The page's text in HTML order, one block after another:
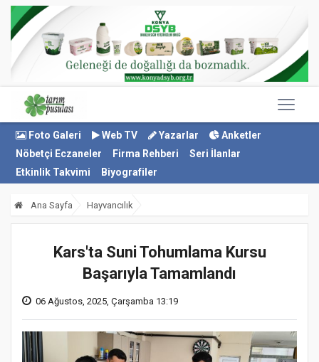
Foto Galeri Web TV Yazarlar
Anketler
Nöbetçi Eczaneler
Firma Rehberi
Seri İlanlar
Etkinlik Takvimi
Biyografiler
Ana Sayfa Hayvancılık
Kars'ta Suni Tohumlama Kursu
Başarıyla Tamamlandı
06 Ağustos, 2025, Çarşamba 13:19